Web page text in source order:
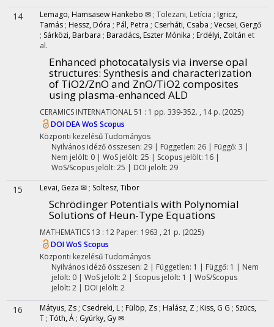
14 Lemago, Hamsasew Hankebo ✉ ; Tolezani, Letícia ; Igricz,
Tamás ; Hessz, Dóra ; Pál, Petra ; Cserháti, Csaba ; Vecsei, Gergő
; Sárközi, Barbara ; Baradács, Eszter Mónika ; Erdélyi, Zoltán et
al.
Enhanced photocatalysis via inverse opal
structures: Synthesis and characterization
of TiO2/ZnO and ZnO/TiO2 composites
using plasma-enhanced ALD
CERAMICS INTERNATIONAL51 : 1 pp. 339-352. , 14 p. (2025)
DOIDEAWoS Scopus
Központi kezelésűTudományos
Nyilvános idéző összesen: 29| Független: 26 | Függő: 3 |
Nem jelölt: 0 | WoS jelölt: 25 | Scopus jelölt: 16 |
WoS/Scopus jelölt: 25 | DOI jelölt: 29
15 Levai, Geza ✉ ; Soltesz, Tibor
Schrödinger Potentials with Polynomial
Solutions of Heun-Type Equations
MATHEMATICS 13 : 12 Paper: 1963 , 21 p. (2025)
DOIWoS Scopus
Központi kezelésűTudományos
Nyilvános idéző összesen: 2| Független: 1 | Függő: 1 | Nem
jelölt: 0 | WoS jelölt: 2 | Scopus jelölt: 1 | WoS/Scopus
jelölt: 2 | DOI jelölt: 2
16 Mátyus, Zs ; Csedreki, L ; Fülöp, Zs ; Halász, Z ; Kiss, G G ; Szücs,
T ; Tóth, Á ; Gyürky, Gy ✉